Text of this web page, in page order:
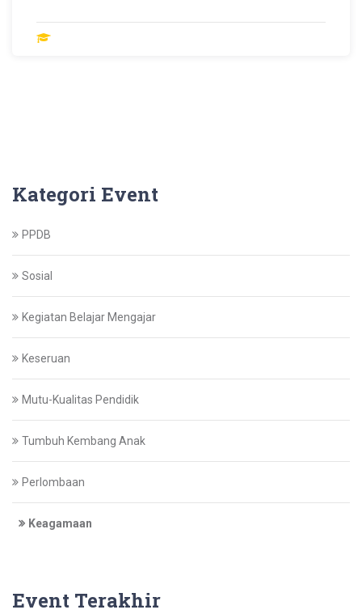
Kategori Event
PPDB
Sosial
Kegiatan Belajar Mengajar
Keseruan
Mutu-Kualitas Pendidik
Tumbuh Kembang Anak
Perlombaan
Keagamaan
Event Terakhir